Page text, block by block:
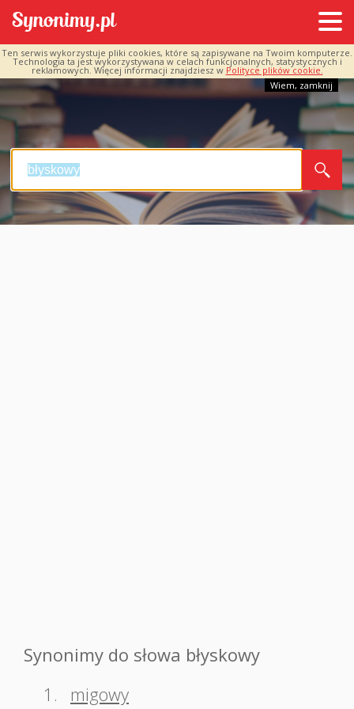
Ten serwis wykorzystuje pliki cookies, które są zapisywane na Twoim komputerze.
Technologia ta jest wykorzystywana w celach funkcjonalnych, statystycznych i
reklamowych. Więcej informacji znajdziesz w Polityce plików cookie.
Wiem, zamknij
Synonimy do słowa błyskowy
1.
migowy